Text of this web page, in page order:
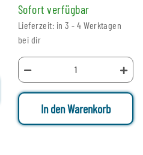
Sofort verfügbar
Lieferzeit: in 3 - 4 Werktagen
bei dir
In den Warenkorb